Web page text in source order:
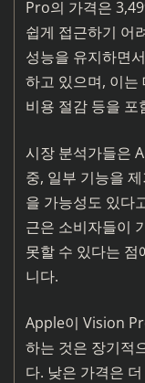
Pro의 가격은
쉽게 접근하기 어
성능을 유지하면
하고 있으며, 이는
비용 절감 등을 포
시장 분석가들은
중, 일부 기능을
을 가능성도 있다
근은 소비자들이
못할 수 있다는
니다.
Apple이 Vision
하는 것은 장기적
다. 낮은 가격은